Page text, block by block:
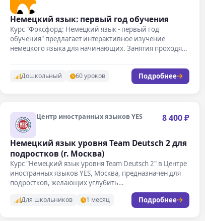
Немецкий язык: первый год обучения
Курс "Фоксфорд: Немецкий язык - первый год
обучения" предлагает интерактивное изучение
немецкого языка для начинающих. Занятия проходят
Дошкольный 60 уроков Подробнее
Центр иностранных языков YES 8 400 ₽
Немецкий язык уровня Team Deutsch 2 для
подростков (г. Москва)
Курс "Немецкий язык уровня Team Deutsch 2" в Центре
иностранных языков YES, Москва, предназначен для
подростков, желающих углубить…
Для школьников 1 месяц Подробнее